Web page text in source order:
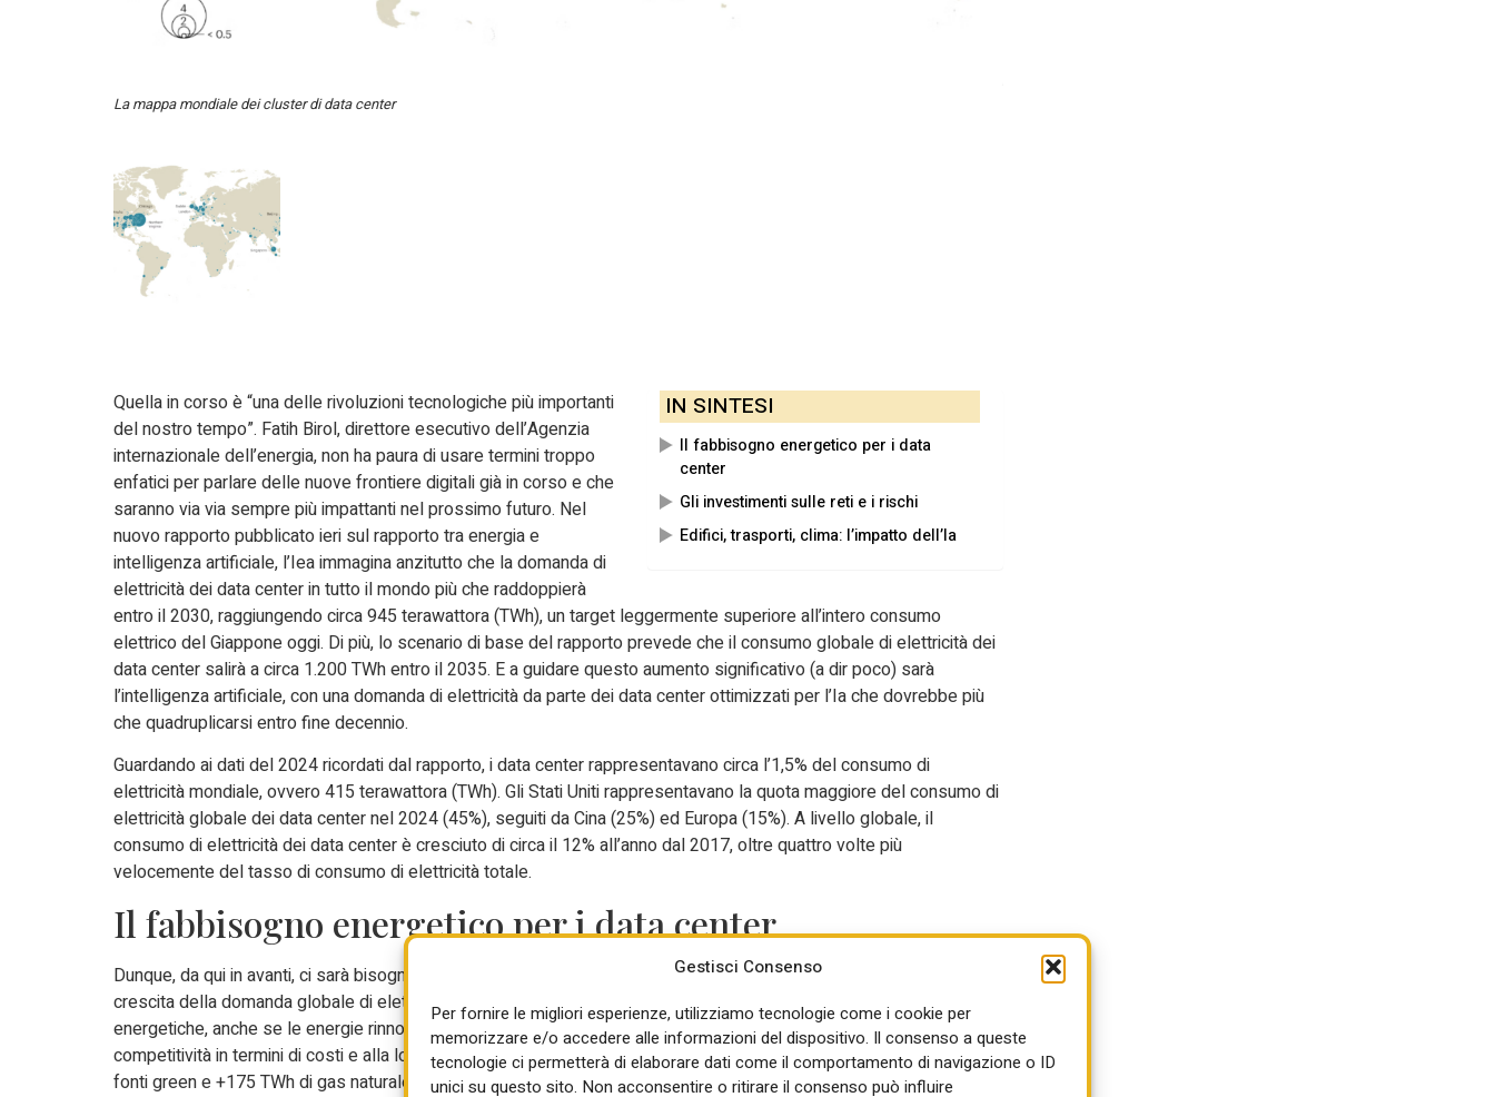
Gestisci Consenso
Per fornire le migliori esperienze, utilizziamo tecnologie come i cookie per
memorizzare e/o accedere alle informazioni del dispositivo. Il consenso a queste
tecnologie ci permetterà di elaborare dati come il comportamento di navigazione o ID
unici su questo sito. Non acconsentire o ritirare il consenso può influire
La mappa mondiale dei cluster di data center
IN SINTESI
Il fabbisogno energetico per i data
center
Gli investimenti sulle reti e i rischi
Edifici, trasporti, clima: l’impatto dell’Ia
Quella in corso è “una delle rivoluzioni tecnologiche più importanti
del nostro tempo”. Fatih Birol, direttore esecutivo dell’Agenzia
internazionale dell’energia, non ha paura di usare termini troppo
enfatici per parlare delle nuove frontiere digitali già in corso e che
saranno via via sempre più impattanti nel prossimo futuro. Nel
nuovo rapporto pubblicato ieri sul rapporto tra energia e
intelligenza artificiale, l’Iea immagina anzitutto che la domanda di
elettricità dei data center in tutto il mondo più che raddoppierà
entro il 2030, raggiungendo circa 945 terawattora (TWh), un target leggermente superiore all’intero consumo
elettrico del Giappone oggi. Di più, lo scenario di base del rapporto prevede che il consumo globale di elettricità dei
data center salirà a circa 1.200 TWh entro il 2035. E a guidare questo aumento significativo (a dir poco) sarà
l’intelligenza artificiale, con una domanda di elettricità da parte dei data center ottimizzati per l’Ia che dovrebbe più
che quadruplicarsi entro fine decennio.
Guardando ai dati del 2024 ricordati dal rapporto, i data center rappresentavano circa l’1,5% del consumo di
elettricità mondiale, ovvero 415 terawattora (TWh). Gli Stati Uniti rappresentavano la quota maggiore del consumo di
elettricità globale dei data center nel 2024 (45%), seguiti da Cina (25%) ed Europa (15%). A livello globale, il
consumo di elettricità dei data center è cresciuto di circa il 12% all’anno dal 2017, oltre quattro volte più
velocemente del tasso di consumo di elettricità totale.
Il fabbisogno energetico per i data center
Dunque, da qui in avanti, ci sarà bisogno di parecchia energia per alimentare questi centri tech. Un decimo della
crescita della domanda globale di elettricità al 2030. Secondo l’Iea verrà sfruttata una vasta gamma di fonti
energetiche, anche se le energie rinnovabili e il gas naturale sono destinati a prendere il sopravvento grazie alla loro
competitività in termini di costi e alla loro disponibilità nei mercati chiave. Alcuni numeri stimati: +450 TWh al 2035 di
fonti green e +175 TWh di gas naturale. E un ruolo potrà essere svolto anche dal nucleare: secondo l’Agenzia,